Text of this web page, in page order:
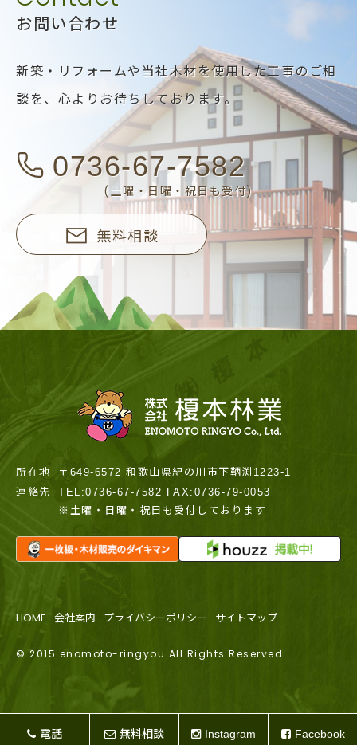
お問い合わせ
新築・リフォームや当社木材を使用した工事のご相
談を、 心よりお待ちしております。
0736-67-7582
(土曜・日曜・祝日も受付)
無料相談
所在地
〒649-6572 和歌山県紀の川市下鞆渕1223-1
連絡先
TEL:0736-67-7582 FAX:0736-79-0053
※土曜・日曜・祝日も受付しております
HOME 会社案内 プライバシーポリシー サイトマップ
© 2015 enomoto-ringyou All Rights Reserved.
電話 無料相談 Instagram Facebook